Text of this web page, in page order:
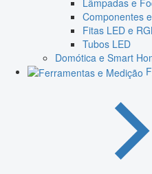
Componentes
Fitas LED e
Tubos LED
Domótica e Smart